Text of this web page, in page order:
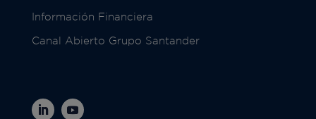
Información Financiera
Canal Abierto Grupo Santander